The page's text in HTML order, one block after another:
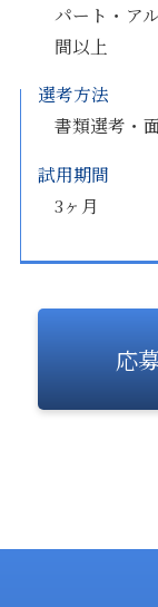
パート・ア
間以上
選考方法
書類選考・
試用期間
3ヶ月
応